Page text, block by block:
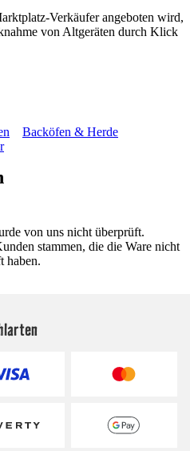
Verkäufer angeboten wird,
von Altgeräten durch Klick
Backöfen & Herde
von uns nicht überprüft.
stammen, die die Ware nicht
haben.